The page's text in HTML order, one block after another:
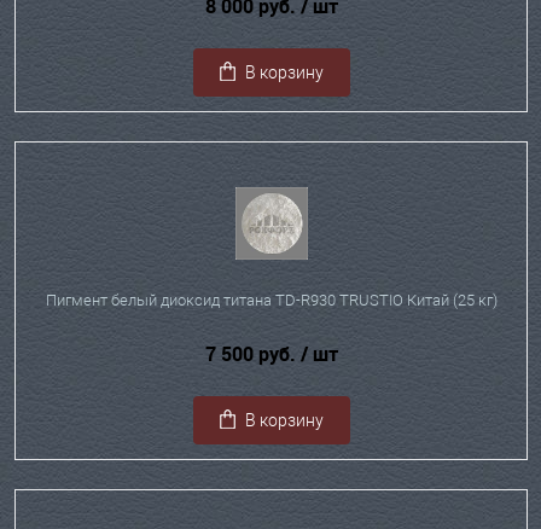
8 000 руб. / шт
В корзину
Пигмент белый диоксид титана TD-R930 TRUSTIO Китай (25 кг)
7 500 руб. / шт
В корзину